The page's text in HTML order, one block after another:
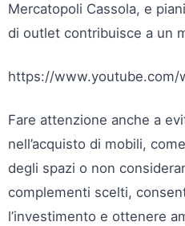
Mercatopoli Cassola, e
di outlet contribuisce a un
https://www.youtube.com/
Fare attenzione anche a
nell’acquisto di mobili,
degli spazi o non
complementi scelti,
l’investimento e ottenere